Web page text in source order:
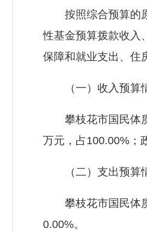
按照综合预算的原
性基金预算拨款收入
保障和就业支出、住
（一）收入预算
攀枝花市国民体质
万元，占100.00%；
（二）支出预算
攀枝花市国民体质
0.00%。